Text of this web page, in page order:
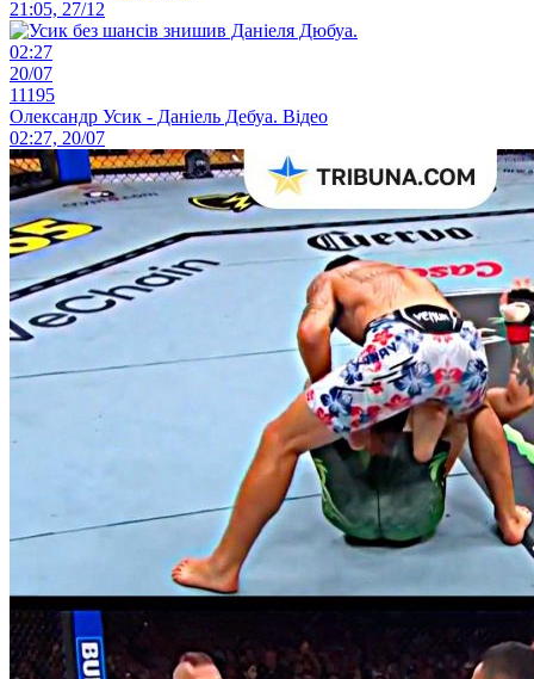
21:05, 27/12
02:27
20/07
11195
Олександр Усик - Даніель Дебуа. Відео
02:27, 20/07